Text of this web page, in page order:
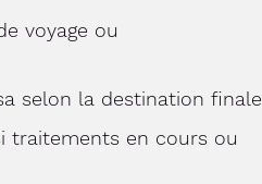
voyage ou
selon la destination finale
traitements en cours ou